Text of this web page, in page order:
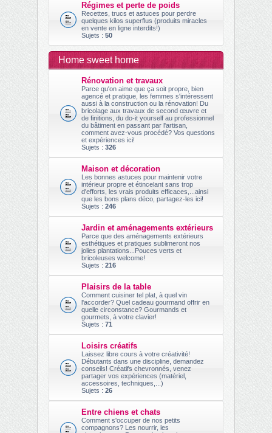
Régimes et perte de poids
Recettes, trucs et astuces pour perdre
quelques kilos superflus (produits miracles
en vente en ligne interdits!)
Sujets : 50
Home sweet home
Rénovation et travaux
Parce qu'on aime que ça soit propre, bien
agencé et pratique, les femmes s'intéressent
aussi à la construction ou la rénovation! Du
bricolage aux travaux de second œuvre et
de finitions, du do-it yourself au professionnel
du bâtiment en passant par l'artisan,
comment avez-vous procédé? Vos questions
et expériences ici!
Sujets : 326
Maison et décoration
Les bonnes astuces pour maintenir votre
intérieur propre et étincelant sans trop
d'efforts, les vrais produits efficaces,...ainsi
que les bons plans déco, partagez-les ici!
Sujets : 246
Jardin et aménagements extérieurs
Parce que des aménagements extérieurs
esthétiques et pratiques sublimeront nos
jolies plantations...Pouces verts et
bricoleuses welcome!
Sujets : 216
Plaisirs de la table
Comment cuisiner tel plat, à quel vin
l'accorder? Quel cadeau gourmand offrir en
quelle circonstance? Gourmands et
gourmets, à votre clavier!
Sujets : 71
Loisirs créatifs
Laissez libre cours à votre créativité!
Débutants dans une discipline, demandez
conseils! Créatifs chevronnés, venez
partager vos expériences (matériel,
accessoires, techniques,...)
Sujets : 26
Entre chiens et chats
Comment s'occuper de nos petits
compagnons? Les nourrir, les